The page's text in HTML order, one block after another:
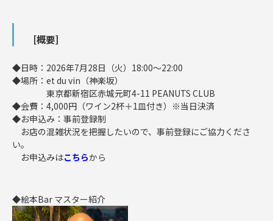
[概要]
◆日時：2026年7月28日（火）18:00～22:00
◆場所：et du vin（神楽坂）
東京都新宿区赤城元町4-11 PEANUTS CLUB
◆会費：4,000円（ワイン2杯＋1皿付き）※当日決済
◆お申込み：事前登録制
お店の混雑状況を把握したいので、事前登録にご協力くださ
い。
お申込みはこちらから
◆絵本Bar マスター紹介